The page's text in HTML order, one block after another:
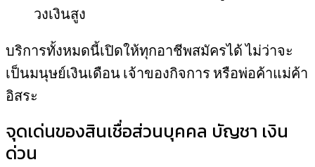
วงเงินสูง
บริการทั้งหมดนี้เปิดให้ทุกอาชีพสมัครได้ ไม่ว่าจะ
เป็นมนุษย์เงินเดือน เจ้าของกิจการ หรือพ่อค้าแม่ค้า
อิสระ
จุดเด่นของสินเชื่อส่วนบุคคล บัญชา เงิน
ด่วน